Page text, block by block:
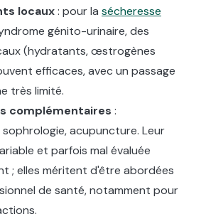
locaux: pour la sécheresse
génito-urinaire, des
(hydratants, œstrogènes
efficaces, avec un passage
très limité.
complémentaires :
acupuncture. Leur
et parfois mal évaluée
; elles méritent d'être abordées
de santé, notamment pour